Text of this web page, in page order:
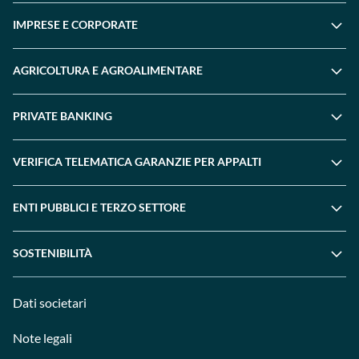
IMPRESE E CORPORATE
AGRICOLTURA E AGROALIMENTARE
PRIVATE BANKING
VERIFICA TELEMATICA GARANZIE PER APPALTI
ENTI PUBBLICI E TERZO SETTORE
SOSTENIBILITÀ
Dati societari
Note legali